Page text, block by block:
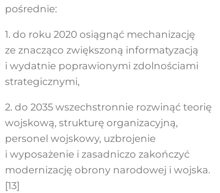
pośrednie:
1. do roku 2020 osiągnąć mechanizację
ze znacząco zwiększoną informatyzacją
i wydatnie poprawionymi zdolnościami
strategicznymi,
2. do 2035 wszechstronnie rozwinąć teorię
wojskową, strukturę organizacyjną,
personel wojskowy, uzbrojenie
i wyposażenie i zasadniczo zakończyć
modernizację obrony narodowej i wojska.
[13]